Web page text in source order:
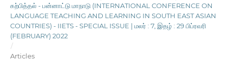
கற்பித்தல் - பன்னாட்டு மாநாடு (INTERNATIONAL CONFERENCE ON
LANGUAGE TEACHING AND LEARNING IN SOUTH EAST ASIAN
COUNTRIES) - IIETS - SPECIAL ISSUE | மலர் : 7, இதழ் : 29 பிப்ரவரி
(FEBRUARY) 2022
/
Articles